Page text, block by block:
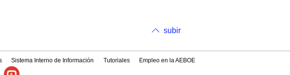
subir
Sistema Interno de Información Tutoriales Empleo en la AEBOE